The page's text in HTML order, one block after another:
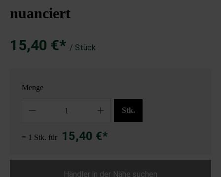
nuanciert
15,40 €* / Stück
Menge
Stk.
= 1 Stk. für 15,40 €*
Händler in der Nähe suchen